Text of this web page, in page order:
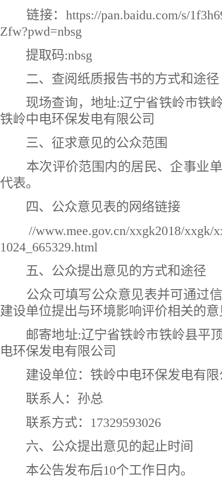
链接：https://pan.baidu.com/s/
Zfw?pwd=nbsg
提取码:nbsg
二、查阅纸质报告书的方式和途径
现场查询，地址:辽宁省铁岭市铁
铁岭中电环保发电有限公司
三、征求意见的公众范围
本次评价范围内的居民、企事业单
代表。
四、公众意见表的网络链接
//www.mee.gov.cn/xxgk2018/xxgk/
1024_665329.html
五、公众提出意见的方式和途径
公众可填写公众意见表并可通过信
建设单位提出与环境影响评价相关的
邮寄地址:辽宁省铁岭市铁岭县平
电环保发电有限公司
建设单位：铁岭中电环保发电有限
联系人：孙总
联系方式：17329593026
六、公众提出意见的起止时间
本公告发布后10个工作日内。